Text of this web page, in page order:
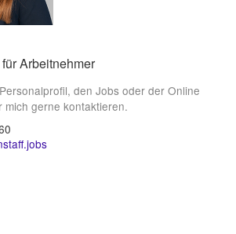
Arbeitnehmer
den Jobs oder der Online
mich gerne kontaktieren.